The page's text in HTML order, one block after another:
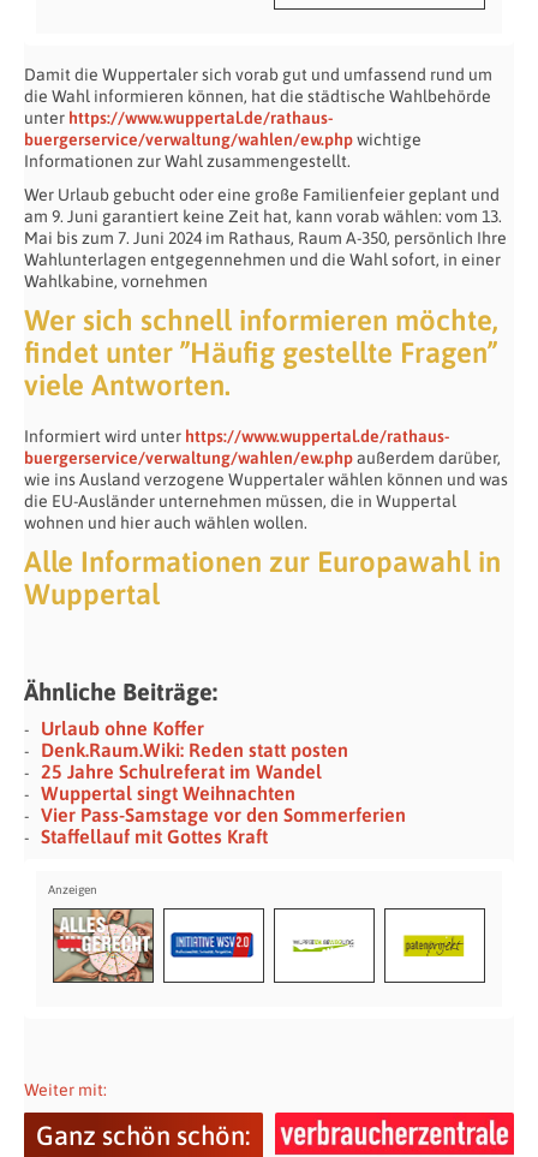
Damit die Wuppertaler sich vorab gut und umfassend rund um
die Wahl informieren können, hat die städtische Wahlbehörde
unter https://www.wuppertal.de/rathaus-
buergerservice/verwaltung/wahlen/ew.phpwichtige
Informationen zur Wahl zusammengestellt.
Wer Urlaub gebucht oder eine große Familienfeier geplant und
am 9. Juni garantiert keine Zeit hat, kann vorab wählen: vom 13.
Mai bis zum 7. Juni 2024 im Rathaus, Raum A-350, persönlich Ihre
Wahlunterlagen entgegennehmen und die Wahl sofort, in einer
Wahlkabine, vornehmen
Wer sich schnell informieren möchte,
findet unter ”Häufig gestellte Fragen”
viele Antworten.
Informiert wird unter https://www.wuppertal.de/rathaus-
buergerservice/verwaltung/wahlen/ew.phpaußerdem darüber,
wie ins Ausland verzogene Wuppertaler wählen können und was
die EU-Ausländer unternehmen müssen, die in Wuppertal
wohnen und hier auch wählen wollen.
Alle Informationen zur Europawahl in
Wuppertal
Ähnliche Beiträge:
Urlaub ohne Koffer
Denk.Raum.Wiki: Reden statt posten
25 Jahre Schulreferat im Wandel
Wuppertal singt Weihnachten
Vier Pass-Samstage vor den Sommerferien
Staffellauf mit Gottes Kraft
Weiter mit:
Ganz schön schön: